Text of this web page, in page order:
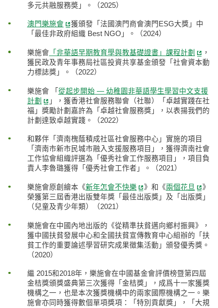
多元共融服務奬」。（2025）
澳門樂施會
獲頒發「法國澳門商會澳門ESG大獎」中
「最佳非政府組織 Best NGO」。（2024）
樂施會 「非華語早期教育學與教基礎證書」課程計劃
，
獲民政及青年事務局社區投資共享基金頒發「社會資本動
力標誌獎」。（2022）
樂施會 「 從起步開始 — 幼稚園非華語學生學習中文支援
計劃
」，獲香港社會服務聯會（社聯）「卓越實踐在社
福」獎勵計劃嘉許為「卓越社會服務獎」，以表揚我們的
計劃達致卓越實踐。（2022）
和夥伴「濟南槐蔭積成社區社會服務中心」實施的項目
「濟南市新市民城市融入支援服務項目」，獲得濟南社會
工作協會組織評選為「優秀社會工作服務項目」，項目負
責人李魯璐獲得「優秀社會工作者」。（2021）
樂施會原創繪本《新年怎會不快樂 》和《兩個花旦
》
榮獲第三屆香港出版雙年獎「最佳出版獎」及「出版獎」
（兒童及青少年類）（2021）
樂施會在中國內地出版的《從精準扶貧邁向鄉村振興》，
獲中國扶貧發展中心和全國扶貧宣傳教育中心組辦的「扶
貧工作的重要論述學習研究成果徵集活動」頒發優秀獎。
（2020）
繼 2015和2018年，樂施會在中國基金會評價榜暨第四屆
金桔獎頒獎盛典第三次獲得「金桔獎」，成爲十一家獲獎
機構之一，也是本次獲獎機構中的兩家國際機構之一。樂
施會亦同時獲得數個單項獎項：「特別貢獻獎」，「大規